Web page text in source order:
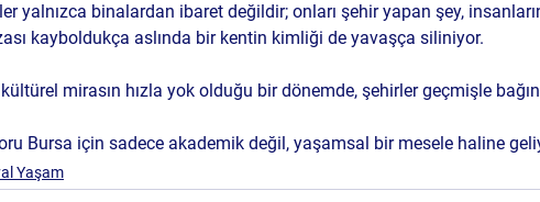
yalnızca binalardan ibaret değildir; onları şehir yapan şey, insanların
kayboldukça aslında bir kentin kimliği de yavaşça siliniyor.
mirasın hızla yok olduğu bir dönemde, şehirler geçmişle
Bursa için sadece akademik değil, yaşamsal bir mesele haline
Yaşam